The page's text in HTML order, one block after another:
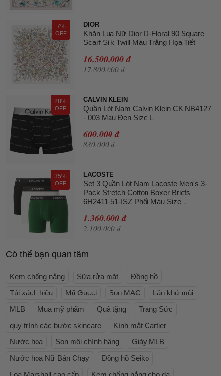
7%
OFF
DIOR
Khăn Lụa Nữ Dior D-Floral 90 Square
Scarf Silk Twill Màu Trắng Họa Tiết
16.500.000 đ
17.800.000 đ
28%
OFF
CALVIN KLEIN
Quần Lót Nam Calvin Klein CK NB4127
- 003 Màu Đen Size L
600.000 đ
830.000 đ
35%
OFF
LACOSTE
Set 3 Quần Lót Nam Lacoste Men's 3-
Pack Stretch Cotton Boxer Briefs
6H2411-51-ISZ Phối Màu Size L
1.360.000 đ
2.100.000 đ
Có thể bạn quan tâm
Kem chống nắng Sữa rửa mặt
Đồng hồ
Túi xách hiệu
Mũ Gucci Son MAC
Lăn khử mùi
MLB
Mua mỹ phẩm Quà tặng
Trang Sức
quy trình các bước skincare
Kính mắt Cartier
Nước hoa
Son môi chính hãng
Giày MLB
Nước hoa Nữ Bán Chạy
Đồng hồ Seiko